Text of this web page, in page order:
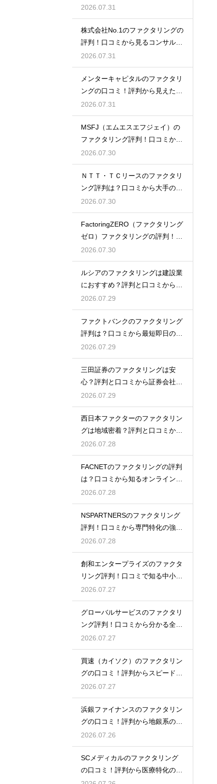
応力を調査
2026.07.31
株式会社No.1のファクタリングの
評判！口コミから見るコンサル力
とは
2026.07.31
メンターキャピタルのファクタリ
ングの口コミ！評判から見えた利
用者の本音
2026.07.31
MSFJ（エムエスエフジェイ）の
ファクタリング評判！口コミから
探る利点
2026.07.30
ＮＴＴ・ＴＣリースのファクタリ
ング評判は？口コミから大手の安
心感を検証
2026.07.30
FactoringZERO（ファクタリング
ゼロ）ファクタリングの評判！口
コミは？
2026.07.30
ルシアのファクタリングは建設業
におすすめ？評判と口コミから専
門性を確認
2026.07.29
ファクトバンクのファクタリング
評判は？口コミから最短即日の入
金を検証
2026.07.29
三田証券のファクタリングは安
心？評判と口コミから証券会社の
実力を検証
2026.07.29
西日本ファクターのファクタリン
グは地域密着？評判と口コミから
真相を探る
2026.07.28
FACNETのファクタリングの評判
は？口コミから知るオンラインの
魅力
2026.07.28
NSPARTNERSのファクタリング
評判！口コミから専門特化の強み
を解説
2026.07.28
創和エンタープライズのファクタ
リング評判！口コミで知る中小企
業への支援
2026.07.27
グローバルサービスのファクタリ
ング評判！口コミから分かる全国
対応の強み
2026.07.27
買速（カイソク）のファクタリン
グの口コミ！評判からスピード入
金を大調査
2026.07.27
浜銀ファイナンスのファクタリン
グの口コミ！評判から地銀系の安
心感を分析
2026.07.26
SCメディカルのファクタリング
の口コミ！評判から医療特化の調
達力を解剖